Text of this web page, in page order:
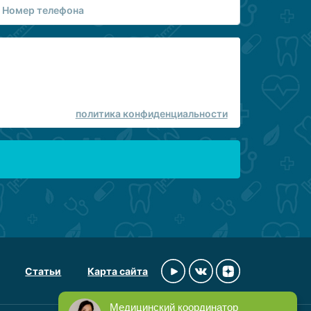
политика конфиденциальности
Статьи Карта сайта
Медицинский координатор